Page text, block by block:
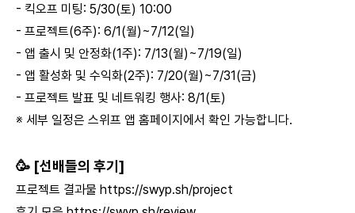
- 킥오프 미팅: 5/30(토) 10:00
- 프로젝트(6주): 6/1(월)~7/12(일)
- 앱 출시 및 안정화(1주): 7/13(월)~7/19(일)
- 앱 활성화 및 수익화(2주): 7/20(월)~7/31(금)
- 프로젝트 발표 및 네트워킹 행사: 8/1(토)
※ 세부 일정은 스위프 앱 홈페이지에서 확인 가능합니다.
🥳 [선배들의 후기]
프로젝트 결과물 https://swyp.sh/project